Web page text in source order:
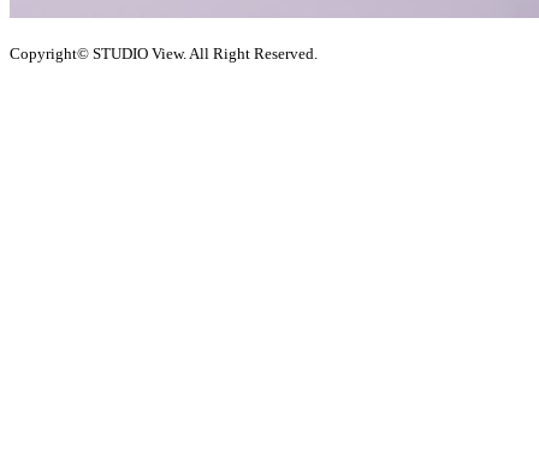
Copyright© STUDIO View. All Right Reserved.